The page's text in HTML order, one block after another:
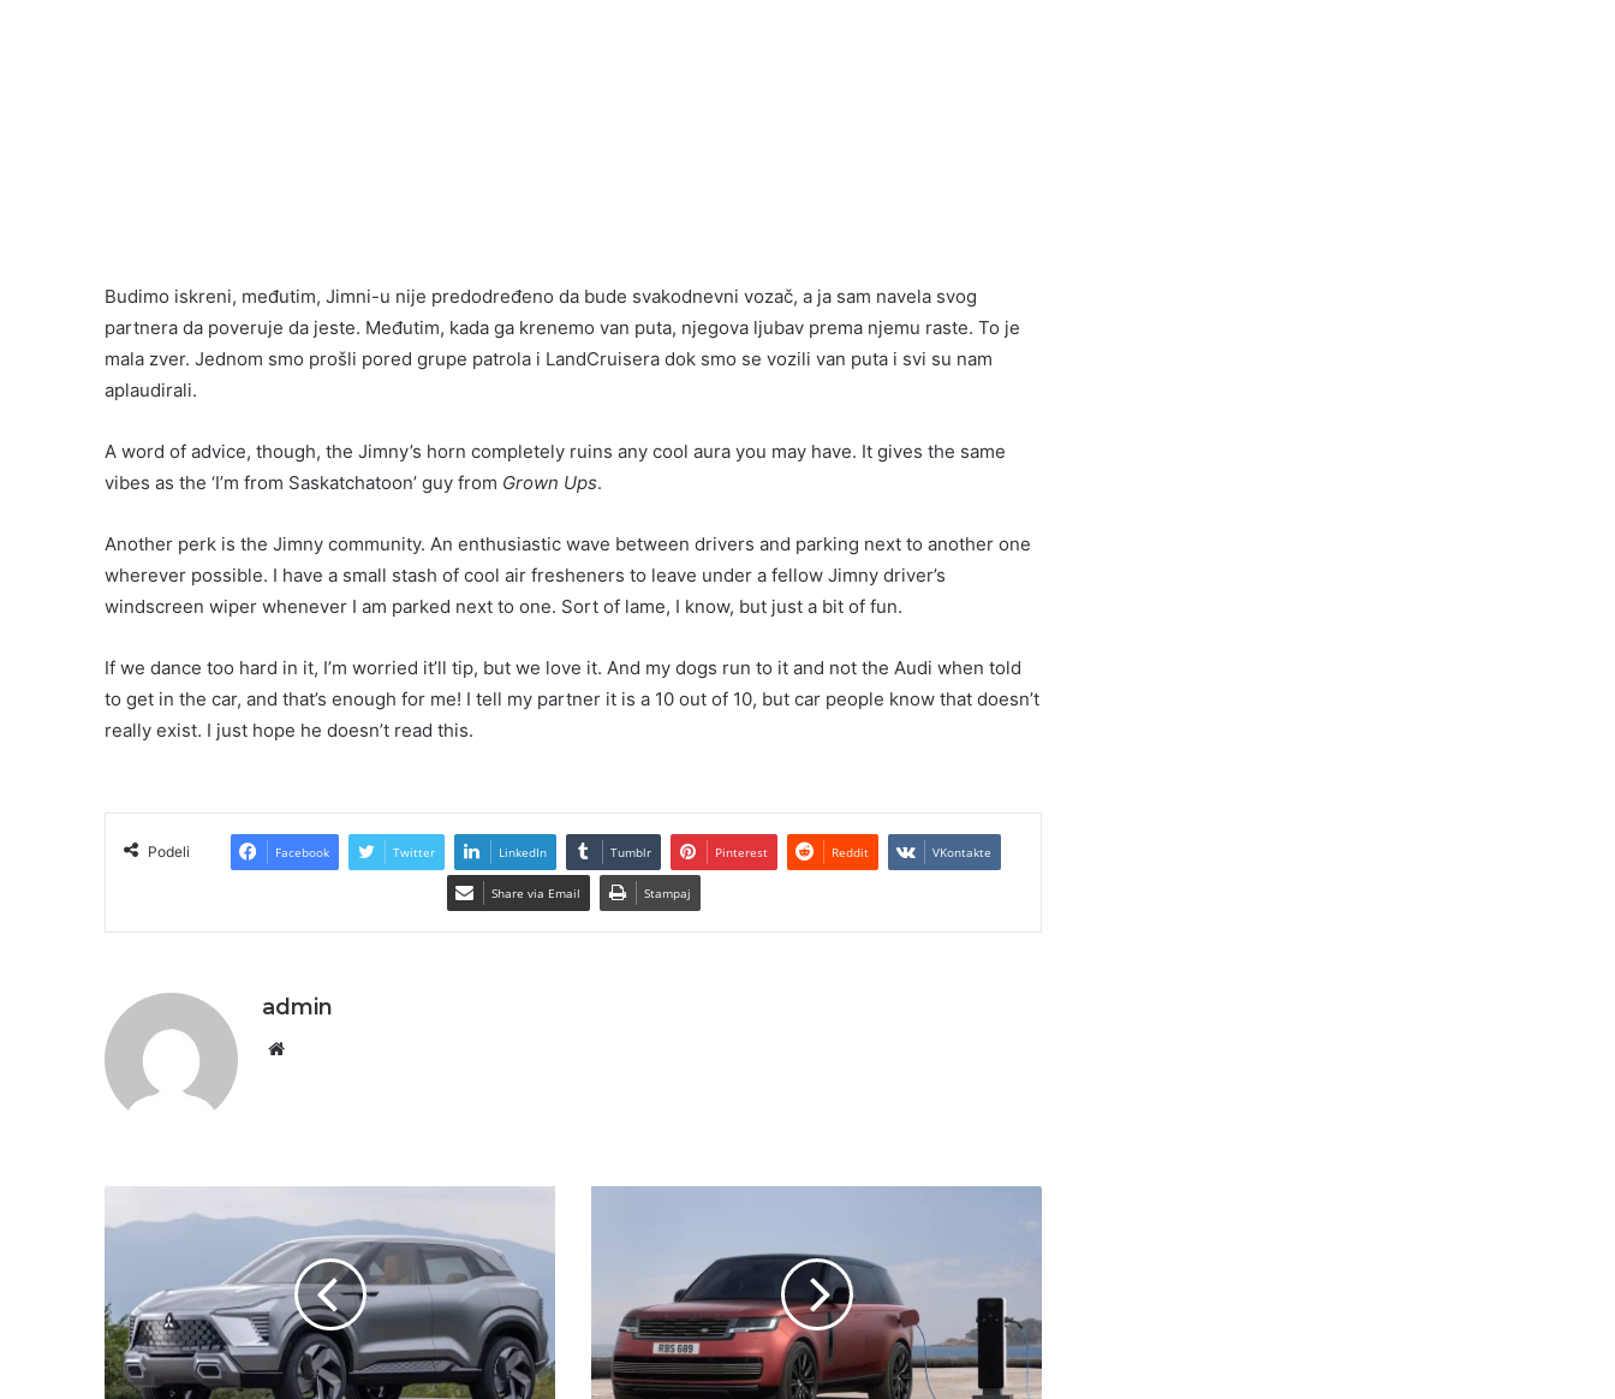
Budimo iskreni, međutim, Jimni-u nije predodređeno da bude svakodnevni vozač, a ja sam navela svog
partnera da poveruje da jeste. Međutim, kada ga krenemo van puta, njegova ljubav prema njemu raste. To je
mala zver. Jednom smo prošli pored grupe patrola i LandCruisera dok smo se vozili van puta i svi su nam
aplaudirali.
A word of advice, though, the Jimny’s horn completely ruins any cool aura you may have. It gives the same
vibes as the ‘I’m from Saskatchatoon’ guy from Grown Ups.
Another perk is the Jimny community. An enthusiastic wave between drivers and parking next to another one
wherever possible. I have a small stash of cool air fresheners to leave under a fellow Jimny driver’s
windscreen wiper whenever I am parked next to one. Sort of lame, I know, but just a bit of fun.
If we dance too hard in it, I’m worried it’ll tip, but we love it. And my dogs run to it and not the Audi when told
to get in the car, and that’s enough for me! I tell my partner it is a 10 out of 10, but car people know that doesn’t
really exist. I just hope he doesn’t read this.
Podeli Facebook Twitter LinkedIn Tumblr Pinterest Reddit VKontakte
Share via Email Stampaj
admin
Website